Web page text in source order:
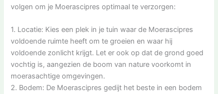
volgen om je Moerascipres optimaal te verzorgen:
1. Locatie: Kies een plek in je tuin waar de Moerascipres
voldoende ruimte heeft om te groeien en waar hij
voldoende zonlicht krijgt. Let er ook op dat de grond goed
vochtig is, aangezien de boom van nature voorkomt in
moerasachtige omgevingen.
2. Bodem: De Moerascipres gedijt het beste in een bodem